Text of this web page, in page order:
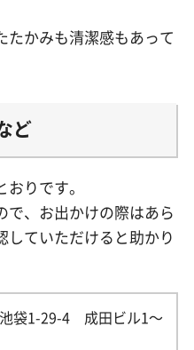
たかみも清潔感もあって
ど
りです。
で、お出かけの際はあら
していただけると助かり
袋1-29-4 成田ビル1〜